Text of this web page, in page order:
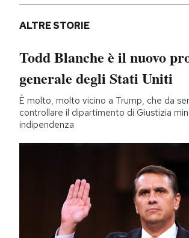
ALTRE STORIE
Todd Blanche è il nuovo
generale degli Stati Uniti
È molto, molto vicino a Trump, che da
controllare il dipartimento di Giustizia
indipendenza